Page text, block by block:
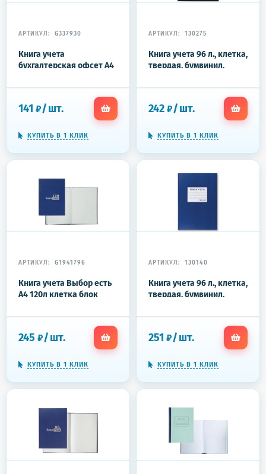
АРТИКУЛ: G337930
Книга учета
бухгалтерская офсет А4
скрепке (обложка -
141 ₽/шт.
КУПИТЬ В 1 КЛИК
АРТИКУЛ: 130275
Книга учета 96 л., клетка,
твердая, бумвинил,
мм), BRAUBERG, черная,
242 ₽/шт.
КУПИТЬ В 1 КЛИК
АРТИКУЛ: G1941796
Книга учета Выбор есть
А4 120л клетка блок
245 ₽/шт.
КУПИТЬ В 1 КЛИК
АРТИКУЛ: 130140
Книга учета 96 л., клетка,
твердая, бумвинил,
(200х290 мм), BRAUBERG,
251 ₽/шт.
КУПИТЬ В 1 КЛИК